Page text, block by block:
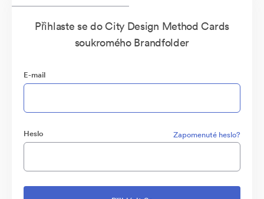
Přihlaste se do City Design Method Cards
soukromého Brandfolder
E-mail
Heslo Zapomenuté heslo?